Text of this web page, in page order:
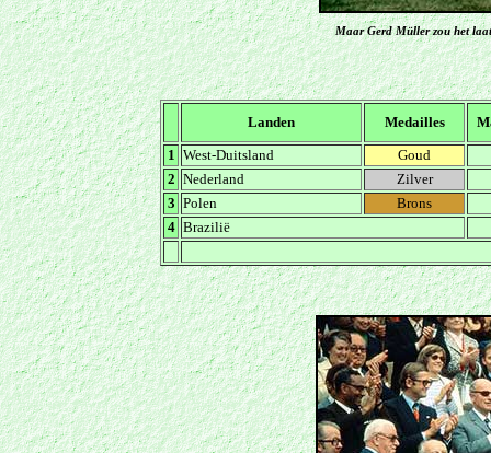
Maar Gerd Müller zou het
Landen Medailles
1 West-Duitsland
Goud
2 Nederland
Zilver
3 Polen
Brons
4 Brazilië